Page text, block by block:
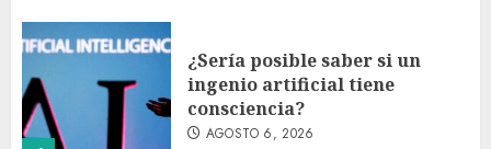
¿Sería posible saber si un
ingenio artificial tiene
consciencia?
AGOSTO 6, 2026